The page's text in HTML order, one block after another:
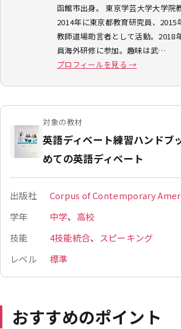
函館市出身。 東京学芸大学大学院
2014年に東京都教育研究員、2015
教師道場助言者として活動。2018
員海外研修に参加。趣味は武…
プロフィールを見る →
対象の教材
英語ディベート練習ハンドブ
めての英語ディベート
出版社
Corpus of Contemporary
学年
中学、 高校
技能
4技能統合、
スピーキング
レベル
標準
おすすめのポイント